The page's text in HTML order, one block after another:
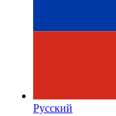
Русский